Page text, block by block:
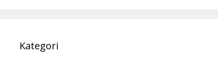
Kategori